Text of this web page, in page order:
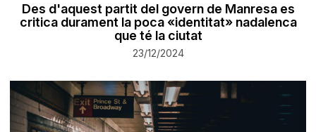
Des d'aquest partit del govern de Manresa es
critica durament la poca «identitat» nadalenca
que té la ciutat
23/12/2024